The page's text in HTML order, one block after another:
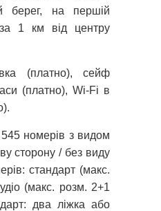
берег, на першій
за 1 км від центру
(платно), сейф
(платно), Wi-Fi в
545 номерів з видом
сторону / без виду
стандарт (макс.
(макс. розм. 2+1
два ліжка або